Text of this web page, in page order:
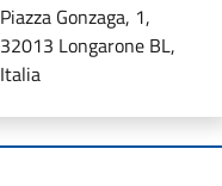
Piazza Gonzaga, 1,
32013 Longarone BL,
Italia